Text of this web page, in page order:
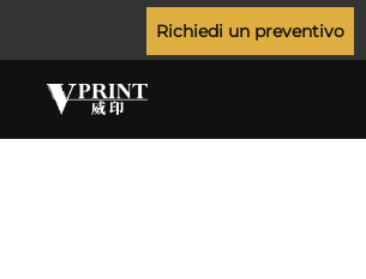
Richiedi un preventivo